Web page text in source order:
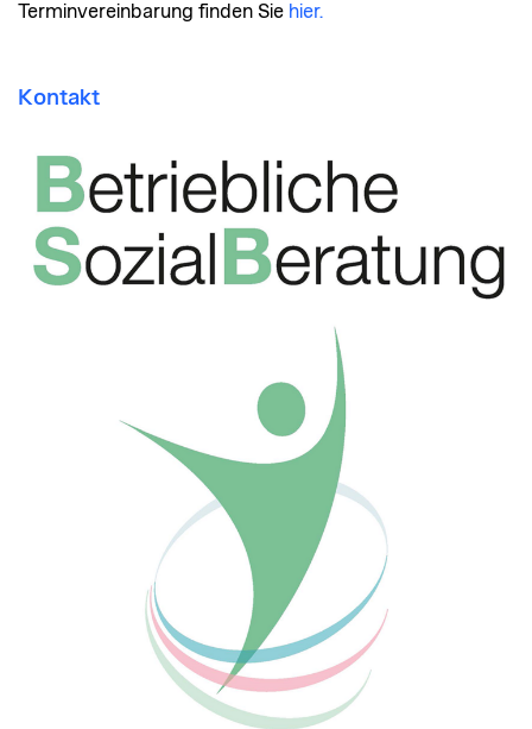
Terminvereinbarung finden Sie hier.
Kontakt